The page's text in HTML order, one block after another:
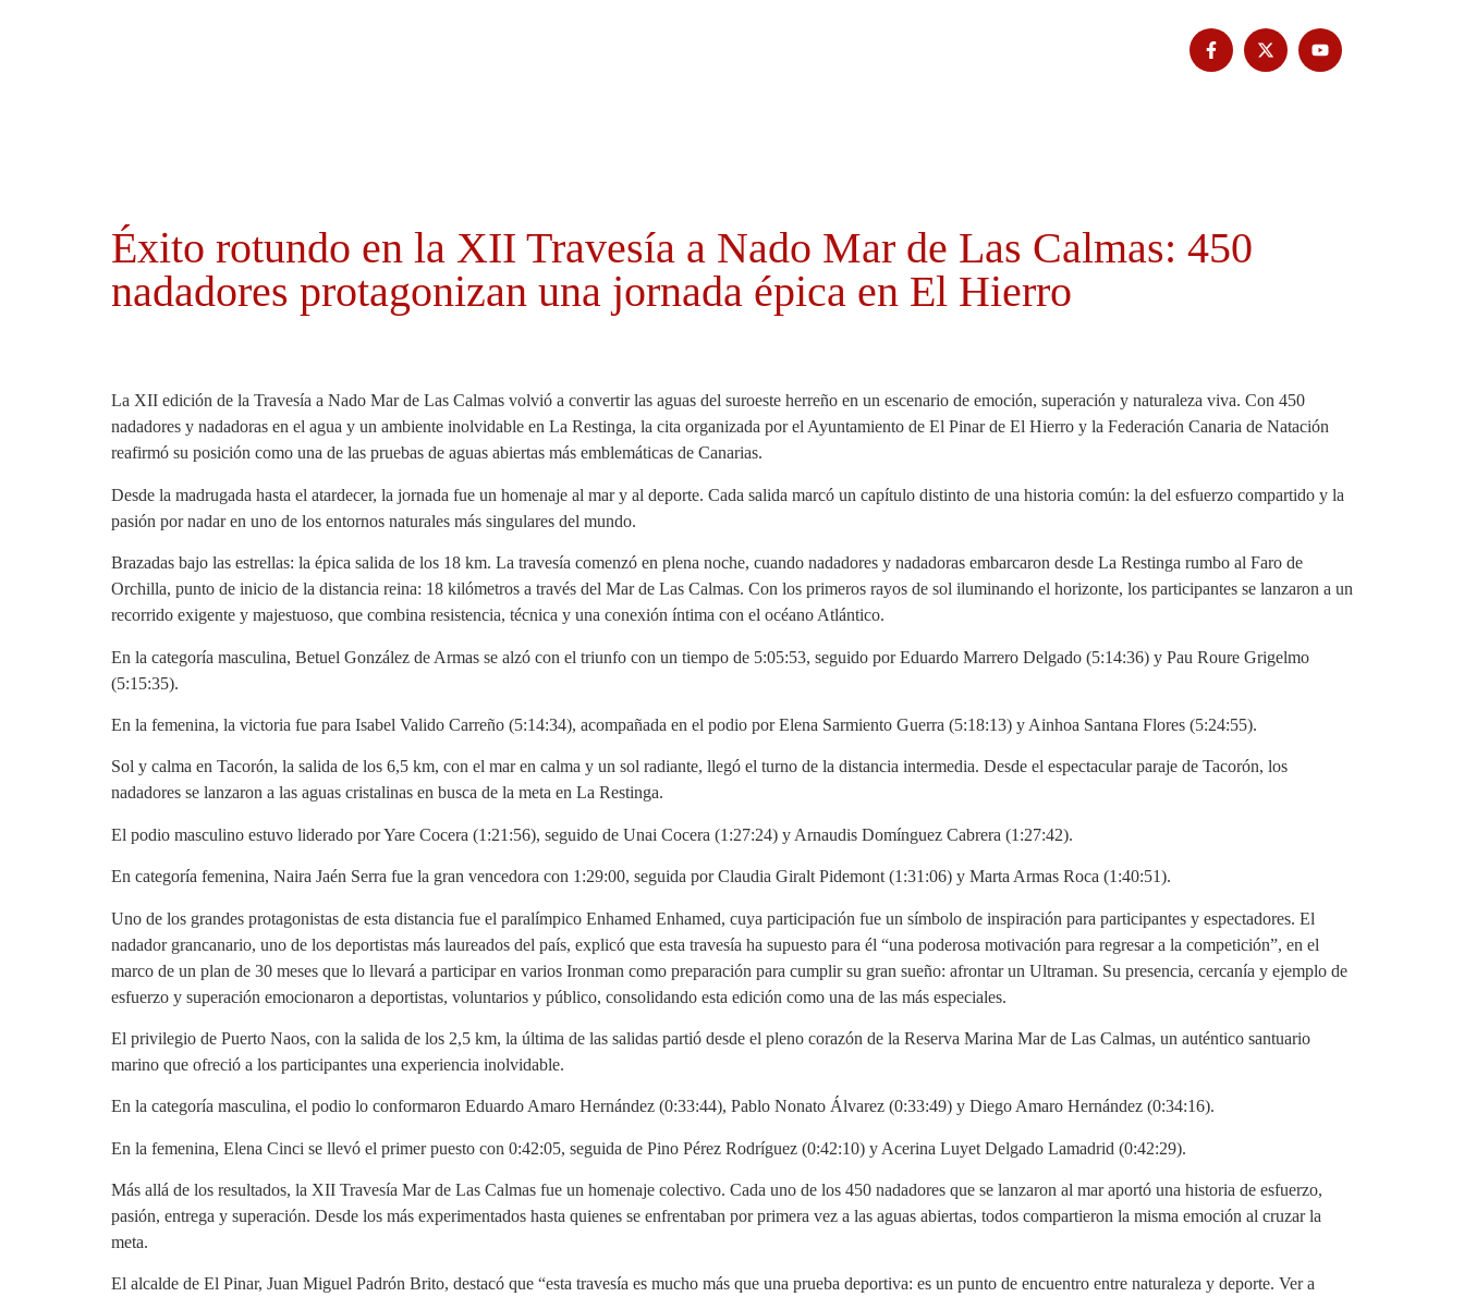
Éxito rotundo en la XII Travesía a Nado Mar de Las Calmas: 450
nadadores protagonizan una jornada épica en El Hierro
La XII edición de la Travesía a Nado Mar de Las Calmas volvió a convertir las aguas del suroeste herreño en un escenario de emoción, superación y naturaleza viva. Con 450
nadadores y nadadoras en el agua y un ambiente inolvidable en La Restinga, la cita organizada por el Ayuntamiento de El Pinar de El Hierro y la Federación Canaria de Natación
reafirmó su posición como una de las pruebas de aguas abiertas más emblemáticas de Canarias.
Desde la madrugada hasta el atardecer, la jornada fue un homenaje al mar y al deporte. Cada salida marcó un capítulo distinto de una historia común: la del esfuerzo compartido y la
pasión por nadar en uno de los entornos naturales más singulares del mundo.
Brazadas bajo las estrellas: la épica salida de los 18 km. La travesía comenzó en plena noche, cuando nadadores y nadadoras embarcaron desde La Restinga rumbo al Faro de
Orchilla, punto de inicio de la distancia reina: 18 kilómetros a través del Mar de Las Calmas. Con los primeros rayos de sol iluminando el horizonte, los participantes se lanzaron a un
recorrido exigente y majestuoso, que combina resistencia, técnica y una conexión íntima con el océano Atlántico.
En la categoría masculina, Betuel González de Armas se alzó con el triunfo con un tiempo de 5:05:53, seguido por Eduardo Marrero Delgado (5:14:36) y Pau Roure Grigelmo
(5:15:35).
En la femenina, la victoria fue para Isabel Valido Carreño (5:14:34), acompañada en el podio por Elena Sarmiento Guerra (5:18:13) y Ainhoa Santana Flores (5:24:55).
Sol y calma en Tacorón, la salida de los 6,5 km, con el mar en calma y un sol radiante, llegó el turno de la distancia intermedia. Desde el espectacular paraje de Tacorón, los
nadadores se lanzaron a las aguas cristalinas en busca de la meta en La Restinga.
El podio masculino estuvo liderado por Yare Cocera (1:21:56), seguido de Unai Cocera (1:27:24) y Arnaudis Domínguez Cabrera (1:27:42).
En categoría femenina, Naira Jaén Serra fue la gran vencedora con 1:29:00, seguida por Claudia Giralt Pidemont (1:31:06) y Marta Armas Roca (1:40:51).
Uno de los grandes protagonistas de esta distancia fue el paralímpico Enhamed Enhamed, cuya participación fue un símbolo de inspiración para participantes y espectadores. El
nadador grancanario, uno de los deportistas más laureados del país, explicó que esta travesía ha supuesto para él “una poderosa motivación para regresar a la competición”, en el
marco de un plan de 30 meses que lo llevará a participar en varios Ironman como preparación para cumplir su gran sueño: afrontar un Ultraman. Su presencia, cercanía y ejemplo de
esfuerzo y superación emocionaron a deportistas, voluntarios y público, consolidando esta edición como una de las más especiales.
El privilegio de Puerto Naos, con la salida de los 2,5 km, la última de las salidas partió desde el pleno corazón de la Reserva Marina Mar de Las Calmas, un auténtico santuario
marino que ofreció a los participantes una experiencia inolvidable.
En la categoría masculina, el podio lo conformaron Eduardo Amaro Hernández (0:33:44), Pablo Nonato Álvarez (0:33:49) y Diego Amaro Hernández (0:34:16).
En la femenina, Elena Cinci se llevó el primer puesto con 0:42:05, seguida de Pino Pérez Rodríguez (0:42:10) y Acerina Luyet Delgado Lamadrid (0:42:29).
Más allá de los resultados, la XII Travesía Mar de Las Calmas fue un homenaje colectivo. Cada uno de los 450 nadadores que se lanzaron al mar aportó una historia de esfuerzo,
pasión, entrega y superación. Desde los más experimentados hasta quienes se enfrentaban por primera vez a las aguas abiertas, todos compartieron la misma emoción al cruzar la
meta.
El alcalde de El Pinar, Juan Miguel Padrón Brito, destacó que “esta travesía es mucho más que una prueba deportiva: es un punto de encuentro entre naturaleza y deporte. Ver a